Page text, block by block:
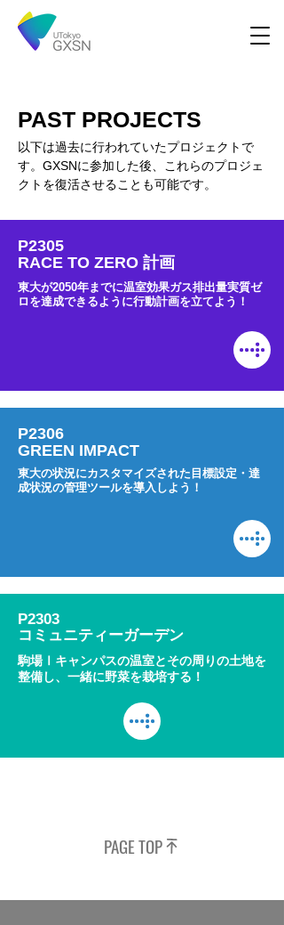
PAST PROJECTS
​以下は過去に行われていたプロジェクトで
す。GXSNに参加した後、これらのプロジェ
クトを復活させることも可能です。
P2305
RACE TO ZERO 計画
東大が2050年までに温室効果ガス排出量実質ゼ
ロを達成できるように行動計画を立てよう！
P2306
GREEN IMPACT
東大の状況にカスタマイズされた目標設定・達
成状況の管理ツールを導入しよう！
P2303
コミュニティーガーデン
駒場Ⅰキャンパスの温室とその周りの土地を
整備し、一緒に野菜を栽培する！
PAGE TOP